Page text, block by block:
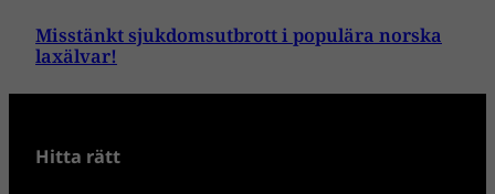
Misstänkt sjukdomsutbrott i populära norska
laxälvar!
Hitta rätt